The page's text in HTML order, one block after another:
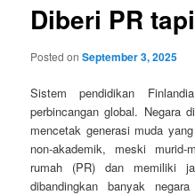
Diberi PR
Posted onSeptember 3, 2025
Sistem pendidikan
perbincangan global. Negara
mencetak generasi muda
non-akademik, meski murid-
rumah (PR) dan memiliki
dibandingkan banyak